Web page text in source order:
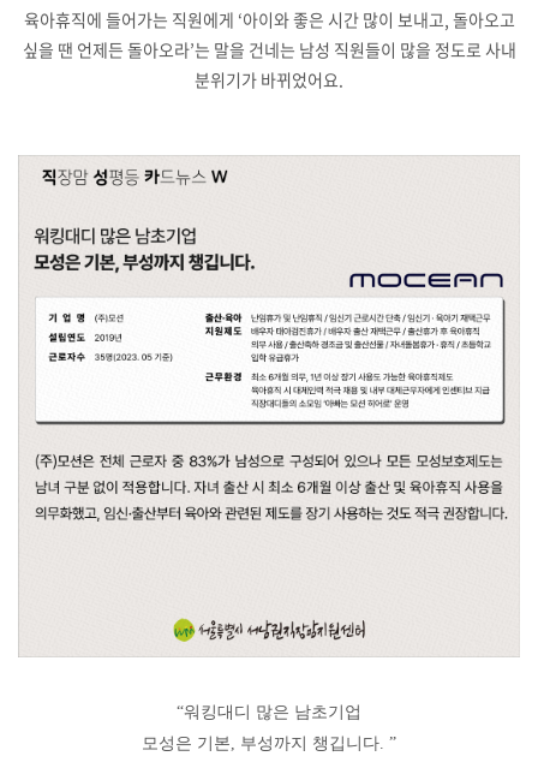
육아휴직에 들어가는 직원에게 ‘아이와 좋은 시간 많이 보내고, 돌아오고
싶을 땐 언제든 돌아오라’는 말을 건네는 남성 직원들이 많을 정도로 사내
분위기가 바뀌었어요.
“워킹대디 많은 남초기업
모성은 기본, 부성까지 챙깁니다. ”